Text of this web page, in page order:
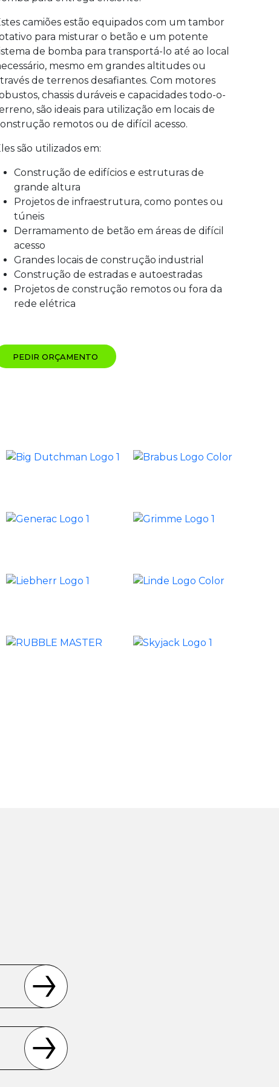
camiões estão equipados com um tambor
para misturar o betão e um potente
de bomba para transportá-lo até ao local
mesmo em grandes altitudes ou
de terrenos desafiantes. Com motores
chassis duráveis e capacidades todo-o-
são ideais para utilização em locais de
remotos ou de difícil acesso.
são utilizados em:
Construção de edifícios e estruturas de
grande altura
Projetos de infraestrutura, como pontes ou
túneis
Derramamento de betão em áreas de difícil
acesso
Grandes locais de construção industrial
Construção de estradas e autoestradas
Projetos de construção remotos ou fora da
rede elétrica
PEDIR ORÇAMENTO